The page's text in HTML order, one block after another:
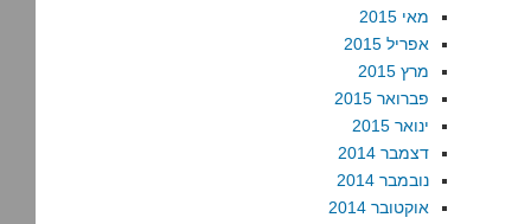
מאי 2015
אפריל 2015
מרץ 2015
פברואר 2015
ינואר 2015
דצמבר 2014
נובמבר 2014
אוקטובר 2014